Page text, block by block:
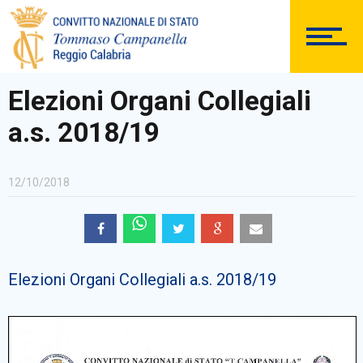
DOCUMENTAZIONE
Comunicazioni Esterne
Elezioni Organi Collegiali
a.s. 2018/19
12/10/2018
Elezioni Organi Collegiali a.s. 2018/19